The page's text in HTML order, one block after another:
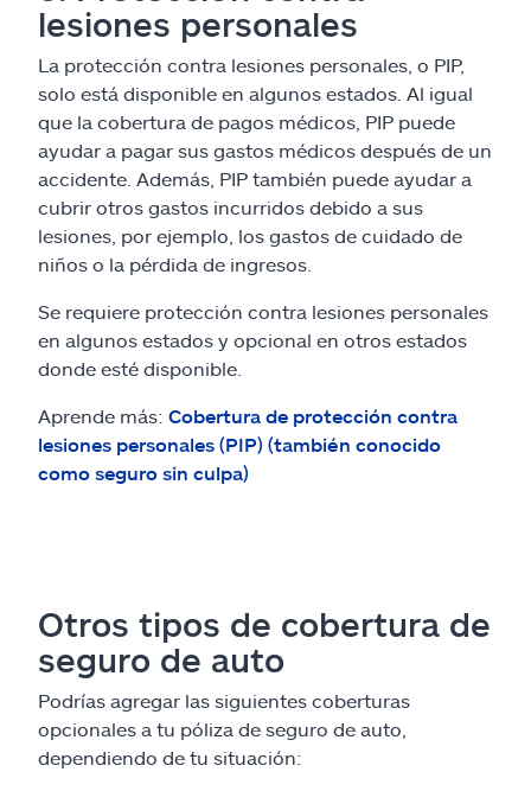
lesiones personales
La protección contra lesiones personales, o PIP,
solo está disponible en algunos estados. Al igual
que la cobertura de pagos médicos, PIP puede
ayudar a pagar sus gastos médicos después de un
accidente. Además, PIP también puede ayudar a
cubrir otros gastos incurridos debido a sus
lesiones, por ejemplo, los gastos de cuidado de
niños o la pérdida de ingresos.
Se requiere protección contra lesiones personales
en algunos estados y opcional en otros estados
donde esté disponible.
Aprende más: Cobertura de protección contra
lesiones personales (PIP) (también conocido
como seguro sin culpa)
Otros tipos de cobertura de
seguro de auto
Podrías agregar las siguientes coberturas
opcionales a tu póliza de seguro de auto,
dependiendo de tu situación: